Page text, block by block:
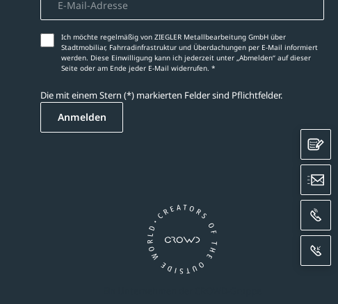
Ich möchte regelmäßig von ZIEGLER Metallbearbeitung GmbH über
Stadtmobiliar, Fahrradinfrastruktur und Überdachungen per E-Mail informiert
werden. Diese Einwilligung kann ich jederzeit unter „Abmelden‘‘ auf dieser
Seite oder am Ende jeder E-Mail widerrufen. *
Die mit einem Stern (*) markierten Felder sind Pflichtfelder.
Anmelden